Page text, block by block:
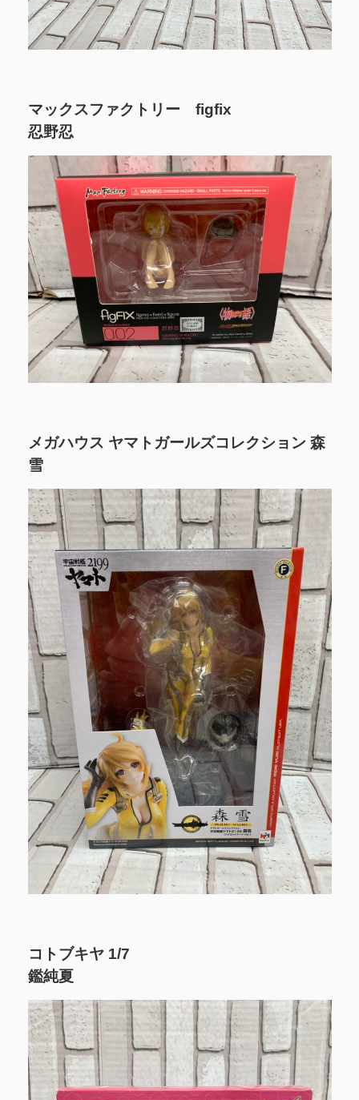
マックスファクトリー figfix
忍野忍
メガハウス ヤマトガールズコレクション 森
雪
コトブキヤ 1/7
鑑純夏